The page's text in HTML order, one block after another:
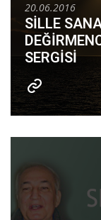
20.06.2016
SİLLE
SERGİSİ